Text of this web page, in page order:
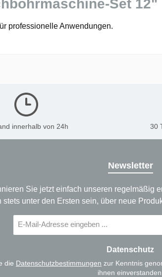
Set 12"
professionelle Anwendungen.
innerhalb von 24h 30
Newsletter
Sie jetzt einfach unseren regelmäßig
stets unter den Ersten sein, über neue
Mail-
Datenschutz
die Datenschutzbestimmungen zur Kenntnis
ihnen einverstanden.